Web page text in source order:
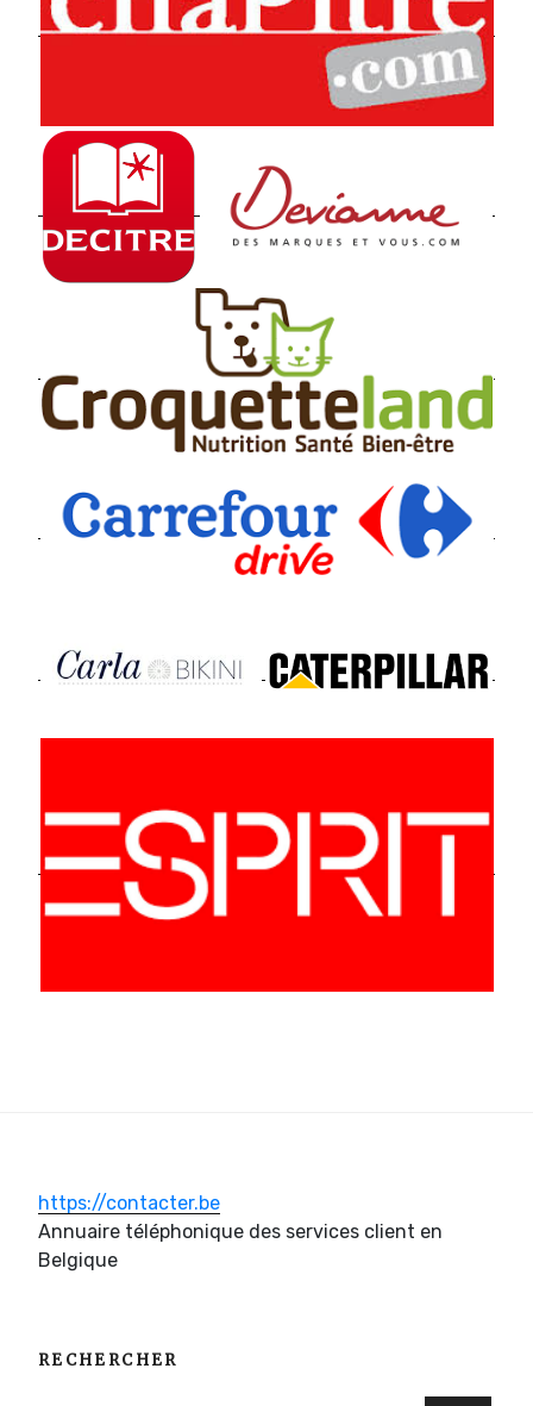
https://contacter.be
Annuaire téléphonique des services client en
Belgique
RECHERCHER